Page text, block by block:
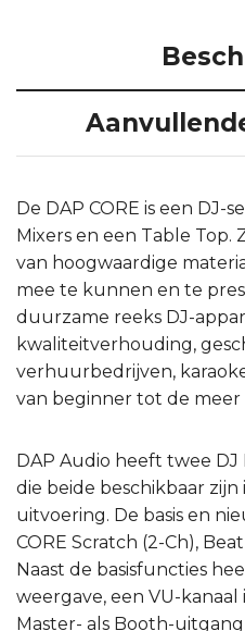
De DAP CORE is een DJ-
Mixers en een Table Top.
van hoogwaardige
mee te kunnen en te
duurzame reeks DJ-
kwaliteitverhouding,
verhuurbedrijven,
van beginner tot de meer
DAP Audio heeft twee
die beide beschikbaar zijn
uitvoering. De basis en
CORE Scratch (2-Ch),
Naast de basisfuncties
weergave, een VU-
Master- als Booth-